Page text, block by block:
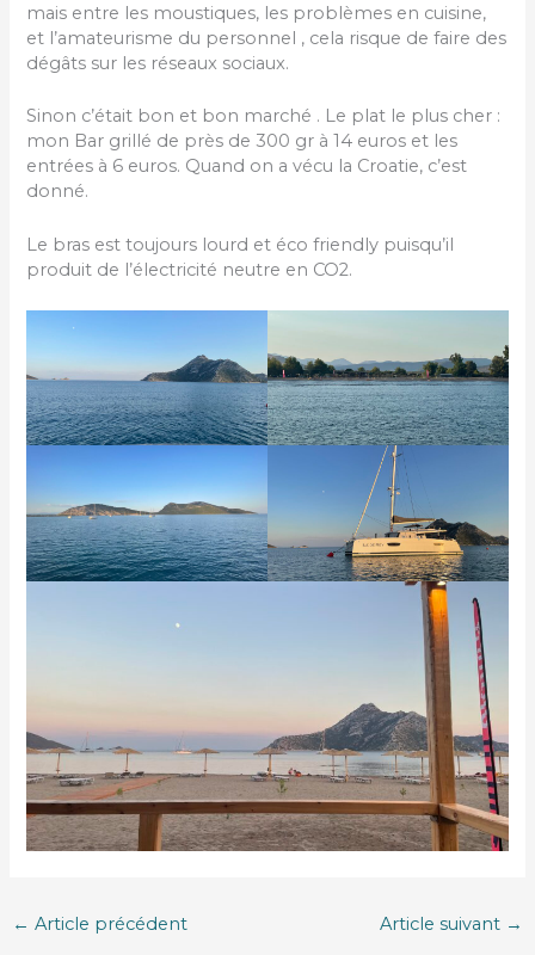
mais entre les moustiques, les problèmes en cuisine,
et l’amateurisme du personnel , cela risque de faire des
dégâts sur les réseaux sociaux.
Sinon c’était bon et bon marché . Le plat le plus cher :
mon Bar grillé de près de 300 gr à 14 euros et les
entrées à 6 euros. Quand on a vécu la Croatie, c’est
donné.
Le bras est toujours lourd et éco friendly puisqu’il
produit de l’électricité neutre en CO2.
← Article précédent Article suivant →